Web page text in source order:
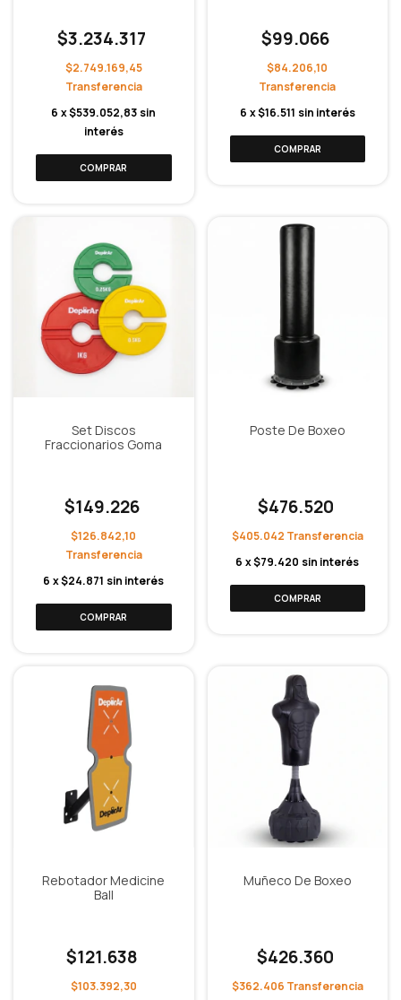
$3.234.317
$2.749.169,45
6 x$539.052,83 sin
interés
$99.066
$84.206,10
6 x$16.511 sin interés
Set Discos
Fraccionarios Goma
$149.226
$126.842,10
6 x$24.871 sin interés
Poste De Boxeo
$476.520
$405.042
6 x$79.420 sin interés
Rebotador Medicine
Ball
$121.638
$103.392,30
Muñeco De Boxeo
$426.360
$362.406